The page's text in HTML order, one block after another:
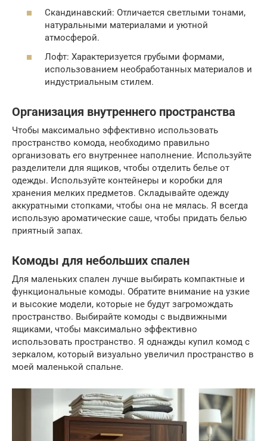
Скандинавский: Отличается светлыми тонами,
натуральными материалами и уютной
атмосферой.
Лофт: Характеризуется грубыми формами,
использованием необработанных материалов и
индустриальным стилем.
Организация внутреннего пространства
Чтобы максимально эффективно использовать
пространство комода, необходимо правильно
организовать его внутреннее наполнение. Используйте
разделители для ящиков, чтобы отделить белье от
одежды. Используйте контейнеры и коробки для
хранения мелких предметов. Складывайте одежду
аккуратными стопками, чтобы она не мялась. Я всегда
использую ароматические саше, чтобы придать белью
приятный запах.
Комоды для небольших спален
Для маленьких спален лучше выбирать компактные и
функциональные комоды. Обратите внимание на узкие
и высокие модели, которые не будут загромождать
пространство. Выбирайте комоды с выдвижными
ящиками, чтобы максимально эффективно
использовать пространство. Я однажды купил комод с
зеркалом, который визуально увеличил пространство в
моей маленькой спальне.